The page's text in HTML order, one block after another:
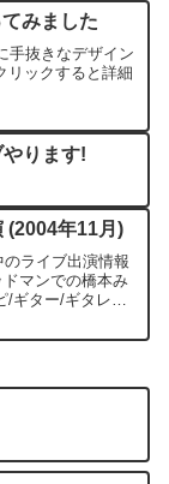
みました
手抜きなデザイン
リックすると詳細
ります!
(2004年11月)
ライブ出演情報
マンでの橋本み
/ギター/ギタレレ